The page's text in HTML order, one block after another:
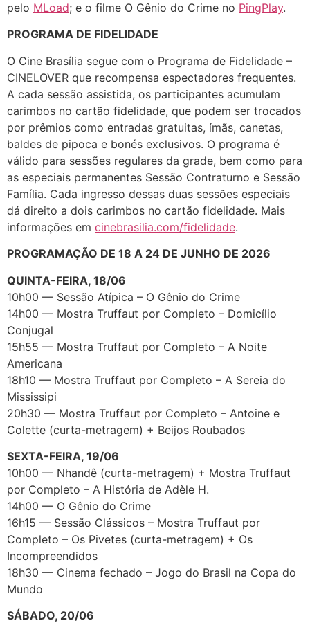
pelo MLoad; e o filme O Gênio do Crime no PingPlay.
PROGRAMA DE FIDELIDADE
O Cine Brasília segue com o Programa de Fidelidade –
CINELOVER que recompensa espectadores frequentes.
A cada sessão assistida, os participantes acumulam
carimbos no cartão fidelidade, que podem ser trocados
por prêmios como entradas gratuitas, ímãs, canetas,
baldes de pipoca e bonés exclusivos. O programa é
válido para sessões regulares da grade, bem como para
as especiais permanentes Sessão Contraturno e Sessão
Família. Cada ingresso dessas duas sessões especiais
dá direito a dois carimbos no cartão fidelidade. Mais
informações em cinebrasilia.com/fidelidade.
PROGRAMAÇÃO DE 18 A 24 DE JUNHO DE 2026
QUINTA-FEIRA, 18/06
10h00 — Sessão Atípica – O Gênio do Crime
14h00 — Mostra Truffaut por Completo – Domicílio
Conjugal
15h55 — Mostra Truffaut por Completo – A Noite
Americana
18h10 — Mostra Truffaut por Completo – A Sereia do
Mississipi
20h30 — Mostra Truffaut por Completo – Antoine e
Colette (curta-metragem) + Beijos Roubados
SEXTA-FEIRA, 19/06
10h00 — Nhandê (curta-metragem) + Mostra Truffaut
por Completo – A História de Adèle H.
14h00 — O Gênio do Crime
16h15 — Sessão Clássicos – Mostra Truffaut por
Completo – Os Pivetes (curta-metragem) + Os
Incompreendidos
18h30 — Cinema fechado – Jogo do Brasil na Copa do
Mundo
SÁBADO, 20/06